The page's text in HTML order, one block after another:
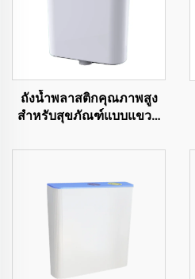
ถังน้ำพลาสติกคุณภาพสูง
สำหรับสุขภัณฑ์แบบแขวน